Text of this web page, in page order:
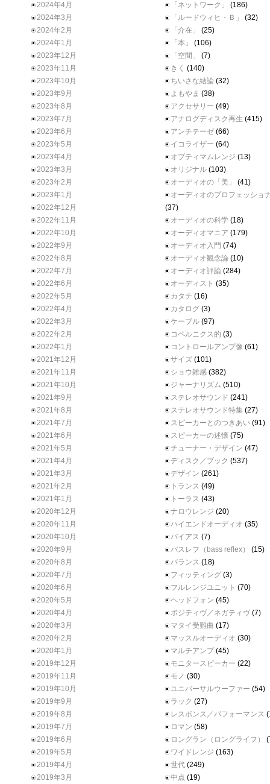
2024年4月
2024年3月
2024年2月
2024年1月
2023年12月
2023年11月
2023年10月
2023年9月
2023年8月
2023年7月
2023年6月
2023年5月
2023年4月
2023年3月
2023年2月
2023年1月
2022年12月
2022年11月
2022年10月
2022年9月
2022年8月
2022年7月
2022年6月
2022年5月
2022年4月
2022年3月
2022年2月
2022年1月
2021年12月
2021年11月
2021年10月
2021年9月
2021年8月
2021年7月
2021年6月
2021年5月
2021年4月
2021年3月
2021年2月
2021年1月
2020年12月
2020年11月
2020年10月
2020年9月
2020年8月
2020年7月
2020年6月
2020年5月
2020年4月
2020年3月
2020年2月
2020年1月
2019年12月
2019年11月
2019年10月
2019年9月
2019年8月
2019年7月
2019年6月
2019年5月
2019年4月
2019年3月
「ネットワーク」
(186)
「ルードウィヒ・Ｂ」
(32)
「介在」
(25)
「本」
(106)
「空間」
(7)
きく (140)
ちいさな結論 (32)
よもやま (38)
アクセサリー (49)
アナログディスク再生 (415)
アンチテーゼ (66)
イコライザー (64)
オプティマムレンジ (13)
オリジナル (103)
オーディオの「美」
(41)
オーディオのプロフェッショ
(37)
オーディオの科学 (18)
オーディオマニア (179)
オーディオ入門 (74)
オーディオ観念論 (10)
オーディオ評論 (284)
オーディスト (35)
カタチ (16)
カタログ (3)
ケーブル (97)
コペルニクス的 (3)
コントロールアンプ像 (61)
サイズ (101)
ショウ雑感 (382)
ジャーナリズム (510)
ステレオサウンド (241)
ステレオサウンド特集 (27)
スピーカーとのつきあい (91)
スピーカーの述懐 (75)
チューナー・デザイン (47)
ディスク／ブック (537)
デザイン (261)
トランス (49)
トーラス (43)
ナロウレンジ (20)
ハイエンドオーディオ (35)
バイアス (7)
バスレフ（bass reflex）
(15)
バランス (18)
フィッティング (3)
フルレンジユニット (70)
ヘッドフォン (45)
ポジティヴ／ネガティヴ(7)
マタイ受難曲 (17)
マッスルオーディオ (30)
マルチアンプ (45)
モニタースピーカー (22)
モノ (30)
ユニバーサルウーファー (54)
ラック (27)
レスポンス／パフォーマンス
ロマン (58)
ロングラン（ロングライフ）
ワイドレンジ (163)
世代 (249)
中点 (19)